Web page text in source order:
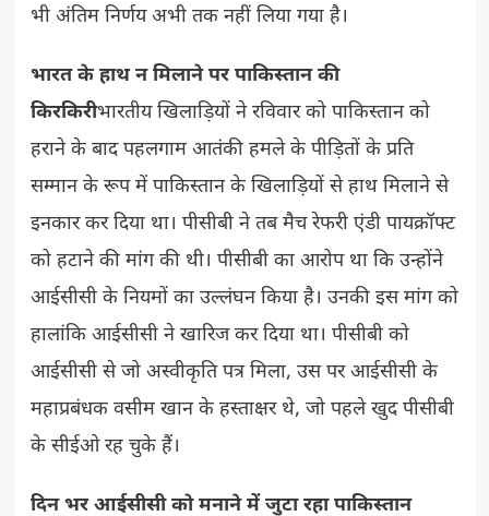
भी अंतिम निर्णय अभी तक नहीं लिया गया है।
भारत के हाथ न मिलाने पर पाकिस्तान की
किरकिरीभारतीय खिलाड़ियों ने रविवार को पाकिस्तान को
हराने के बाद पहलगाम आतंकी हमले के पीड़ितों के प्रति
सम्मान के रूप में पाकिस्तान के खिलाड़ियों से हाथ मिलाने से
इनकार कर दिया था। पीसीबी ने तब मैच रेफरी एंडी पायक्रॉफ्ट
को हटाने की मांग की थी। पीसीबी का आरोप था कि उन्होंने
आईसीसी के नियमों का उल्लंघन किया है। उनकी इस मांग को
हालांकि आईसीसी ने खारिज कर दिया था। पीसीबी को
आईसीसी से जो अस्वीकृति पत्र मिला, उस पर आईसीसी के
महाप्रबंधक वसीम खान के हस्ताक्षर थे, जो पहले खुद पीसीबी
के सीईओ रह चुके हैं।
दिन भर आईसीसी को मनाने में जुटा रहा पाकिस्तान